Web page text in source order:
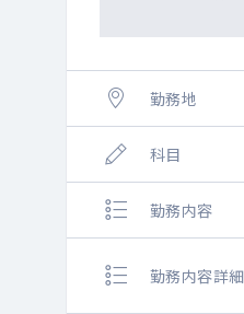
勤務地
科目
勤務内容
勤務内容詳細